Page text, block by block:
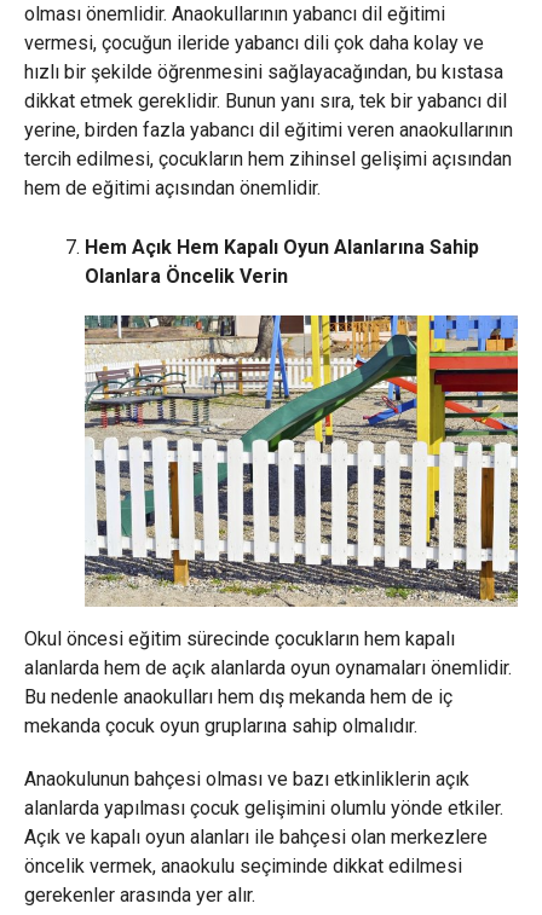
olması önemlidir. Anaokullarının yabancı dil eğitimi
vermesi, çocuğun ileride yabancı dili çok daha kolay ve
hızlı bir şekilde öğrenmesini sağlayacağından, bu kıstasa
dikkat etmek gereklidir. Bunun yanı sıra, tek bir yabancı dil
yerine, birden fazla yabancı dil eğitimi veren anaokullarının
tercih edilmesi, çocukların hem zihinsel gelişimi açısından
hem de eğitimi açısından önemlidir.
Hem Açık Hem Kapalı Oyun Alanlarına Sahip
Olanlara Öncelik Verin
Okul öncesi eğitim sürecinde çocukların hem kapalı
alanlarda hem de açık alanlarda oyun oynamaları önemlidir.
Bu nedenle anaokulları hem dış mekanda hem de iç
mekanda çocuk oyun gruplarına sahip olmalıdır.
Anaokulunun bahçesi olması ve bazı etkinliklerin açık
alanlarda yapılması çocuk gelişimini olumlu yönde etkiler.
Açık ve kapalı oyun alanları ile bahçesi olan merkezlere
öncelik vermek, anaokulu seçiminde dikkat edilmesi
gerekenler arasında yer alır.